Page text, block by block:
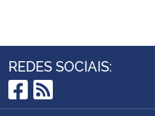
REDES SOCIAIS: